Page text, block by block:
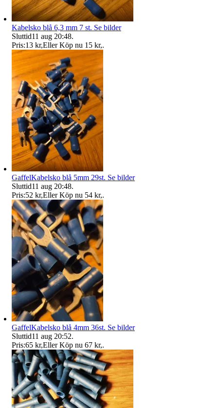
Kabelsko blå 6,3 mm 7 st. Se bilder
Sluttid11 aug 20:48.
Pris:13 kr,Eller Köp nu 15 kr,.
GaffelKabelsko blå 5mm 29st. Se bilder
Sluttid11 aug 20:48.
Pris:52 kr,Eller Köp nu 54 kr,.
GaffelKabelsko blå 4mm 36st. Se bilder
Sluttid11 aug 20:52.
Pris:65 kr,Eller Köp nu 67 kr,.